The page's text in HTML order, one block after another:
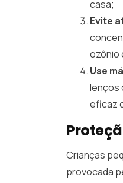
casa;
Evite
ozônio
Use
lenços
eficaz
Crianças
provocada